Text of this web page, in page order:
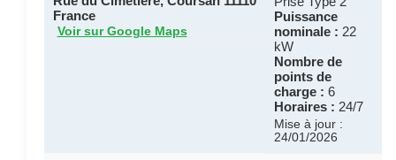
France
Voir sur Google Maps
Puissance
nominale : 22
kW
Nombre de
points de
charge : 6
Horaires : 24/7
Mise à jour :
24/01/2026